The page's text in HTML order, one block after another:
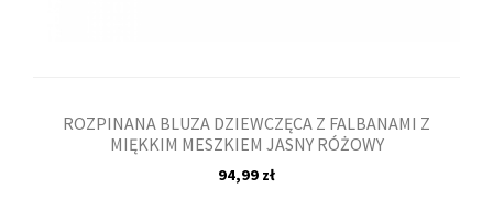
ROZPINANA BLUZA DZIEWCZĘCA Z FALBANAMI Z
MIĘKKIM MESZKIEM JASNY RÓŻOWY
94,99 zł